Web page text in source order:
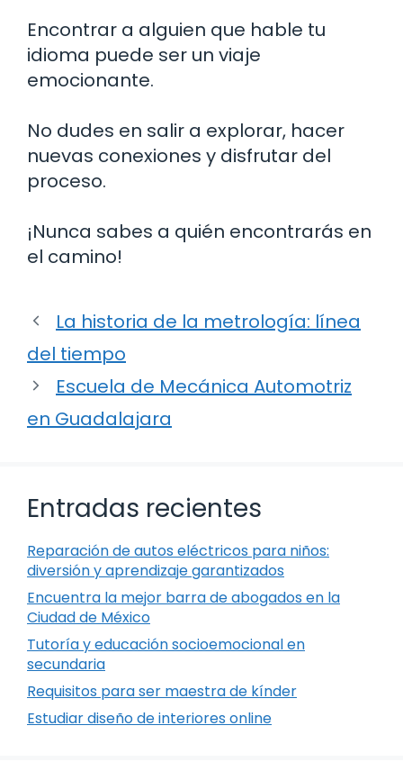
Encontrar a alguien que hable tu
idioma puede ser un viaje
emocionante.
No dudes en salir a explorar, hacer
nuevas conexiones y disfrutar del
proceso.
¡Nunca sabes a quién encontrarás en
el camino!
La historia de la metrología: línea
del tiempo
Escuela de Mecánica Automotriz
en Guadalajara
Entradas recientes
Reparación de autos eléctricos para niños:
diversión y aprendizaje garantizados
Encuentra la mejor barra de abogados en la
Ciudad de México
Tutoría y educación socioemocional en
secundaria
Requisitos para ser maestra de kínder
Estudiar diseño de interiores online